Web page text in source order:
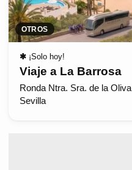
OTROS
✱ ¡Solo hoy!
Viaje a La Barrosa
Ronda Ntra. Sra. de la Oliva
Sevilla